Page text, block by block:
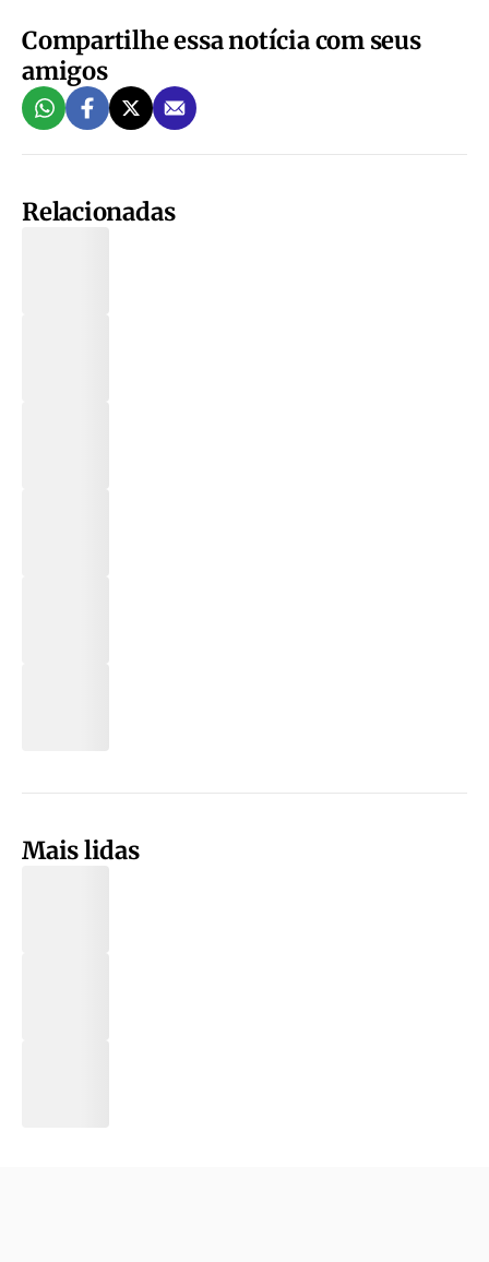
Compartilhe essa notícia com seus
amigos
Relacionadas
Mais lidas